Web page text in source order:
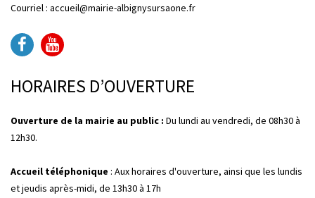
Courriel : accueil@mairie-albignysursaone.fr
HORAIRES D’OUVERTURE
Ouverture de la mairie au public : Du lundi au vendredi, de 08h30 à
12h30.
Accueil téléphonique : Aux horaires d'ouverture, ainsi que les lundis
et jeudis après-midi, de 13h30 à 17h